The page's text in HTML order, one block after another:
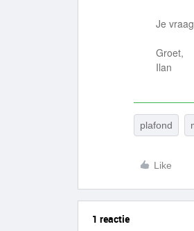
Je
Groet,
Ilan
plafond
Like
1 reactie